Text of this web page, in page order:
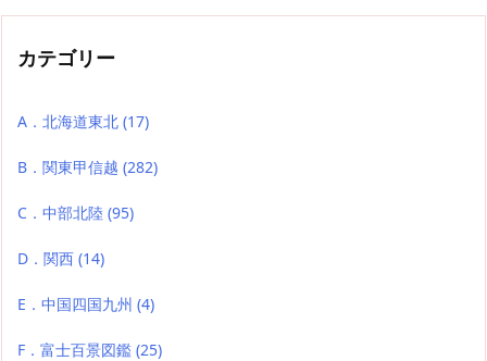
カテゴリー
A．北海道東北 (17)
B．関東甲信越 (282)
C．中部北陸 (95)
D．関西 (14)
E．中国四国九州 (4)
F．富士百景図鑑 (25)